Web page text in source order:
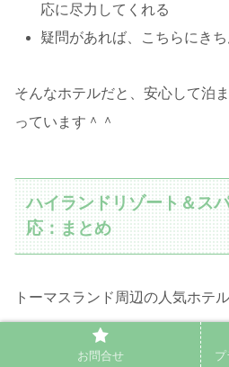
応に尽力してくれる
疑問があれば、こちらにき
そんなホテルだと、安心して泊
っています＾＾
ハイランドリゾート＆ス
応：まとめ
トーマスランド周辺の人気ホテル
お問合せ